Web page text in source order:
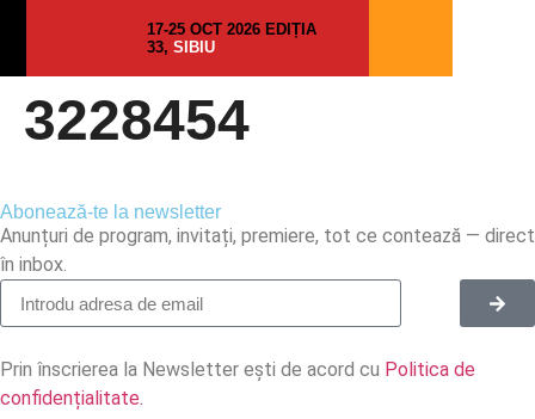
17-25 OCT 2026 EDIȚIA
33, SIBIU
3228454
Abonează-te la newsletter
Anunțuri de program, invitați, premiere, tot ce contează — direct
în inbox.
Prin înscrierea la Newsletter ești de acord cu Politica de
confidențialitate.